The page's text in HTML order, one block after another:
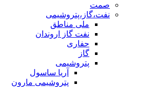
صمت
نفت،گاز،پتروشیمی
ملی مناطق
نفت گاز اروندان
حفاری
گاز
پتروشیمی
آریا ساسول
پتروشیمی مارون